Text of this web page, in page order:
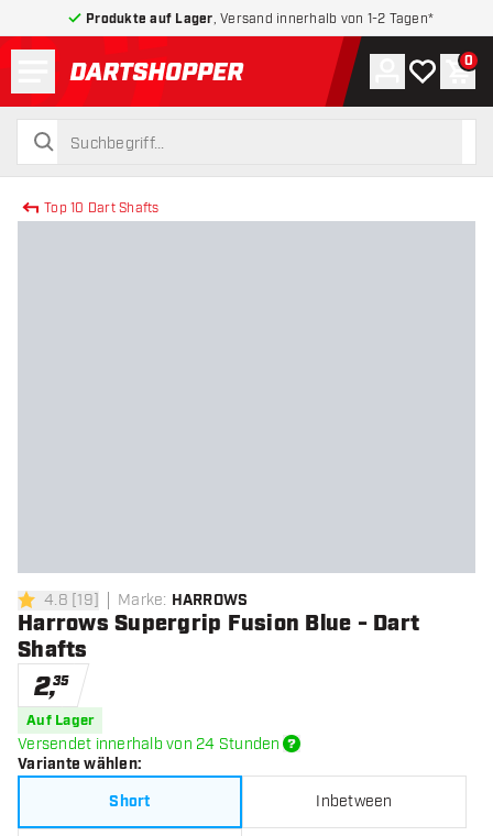
Produkte auf Lager , Versand innerhalb von 1-2 Tagen*
zurück zur Startseite
suchen
suchen
Konto
Meine 0
Top 10 Dart Shafts
4.8 Bewertungssterne
4.8 [19] Marke: HARROWS
Harrows Supergrip Fusion Blue - Dart
Shafts
2,35
Auf Lager
Versendet innerhalb von 24 Stunden
Variante wählen:
Short
Inbetween